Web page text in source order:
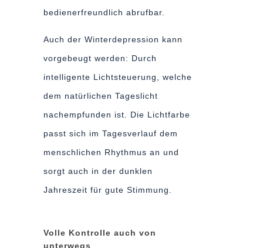
bedienerfreundlich abrufbar.
Auch der Winterdepression kann
vorgebeugt werden: Durch
intelligente Lichtsteuerung, welche
dem natürlichen Tageslicht
nachempfunden ist. Die Lichtfarbe
passt sich im Tagesverlauf dem
menschlichen Rhythmus an und
sorgt auch in der dunklen
Jahreszeit für gute Stimmung.
Volle Kontrolle auch von
unterwegs